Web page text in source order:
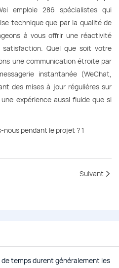
emploie 286 spécialistes qui
technique que par la qualité de
à vous offrir une réactivité
Quel que soit votre
une communication étroite par
instantanée (WeChat,
des mises à jour régulières sur
expérience aussi fluide que si
Suivant
de temps durent généralement les